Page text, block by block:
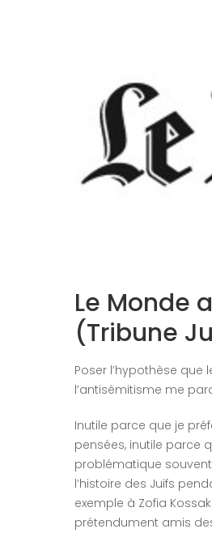
Le Monde
(Tribune
Poser l’hypothèse que
l’antisémitisme me
Inutile parce que je
pensées, inutile parce
problématique
l’histoire des Juifs
exemple à Zofia
prétendument amis